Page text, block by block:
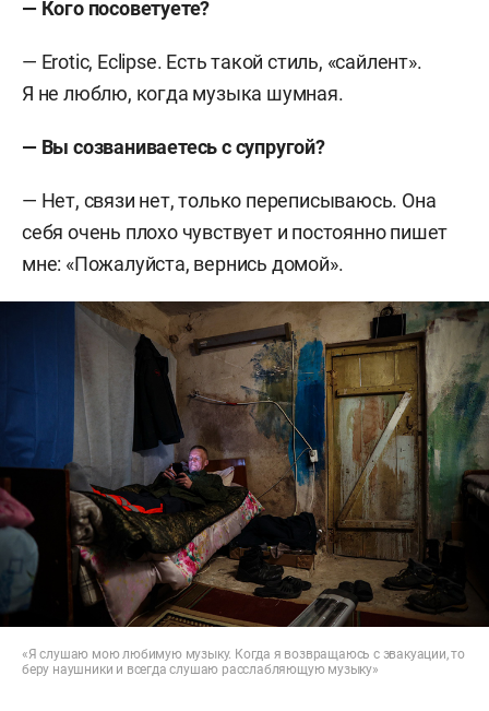
— Кого посоветуете?
— Erotic, Eclipse. Есть такой стиль, «сайлент».
Я не люблю, когда музыка шумная.
— Вы созваниваетесь с супругой?
— Нет, связи нет, только переписываюсь. Она
себя очень плохо чувствует и постоянно пишет
мне: «Пожалуйста, вернись домой».
«Я слушаю мою любимую музыку. Когда я возвращаюсь с эвакуации, то
беру наушники и всегда слушаю расслабляющую музыку»